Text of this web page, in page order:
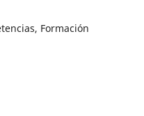
Formación